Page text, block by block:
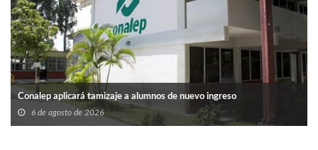
Conalep aplicará tamizaje a alumnos de nuevo ingreso
6 de agosto de 2026